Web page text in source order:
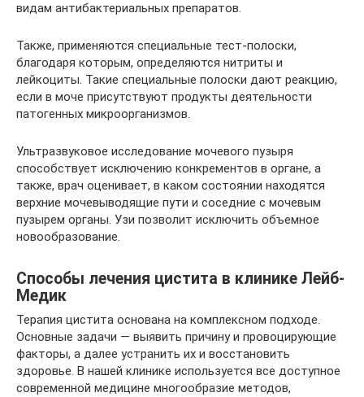
видам антибактериальных препаратов.
Также, применяются специальные тест-полоски,
благодаря которым, определяются нитриты и
лейкоциты. Такие специальные полоски дают реакцию,
если в моче присутствуют продукты деятельности
патогенных микроорганизмов.
Ультразвуковое исследование мочевого пузыря
способствует исключению конкрементов в органе, а
также, врач оценивает, в каком состоянии находятся
верхние мочевыводящие пути и соседние с мочевым
пузырем органы. Узи позволит исключить объемное
новообразование.
Способы лечения цистита в клинике Лейб-
Медик
Терапия цистита основана на комплексном подходе.
Основные задачи — выявить причину и провоцирующие
факторы, а далее устранить их и восстановить
здоровье. В нашей клинике используется все доступное
современной медицине многообразие методов,